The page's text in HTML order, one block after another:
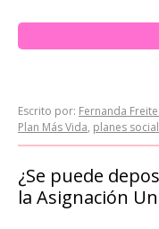
Escrito por: Fernanda
Plan Más Vida, planes
¿Se puede
la Asignación